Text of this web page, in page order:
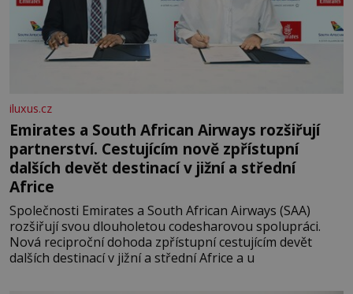
iluxus.cz
Emirates a South African Airways rozšiřují
partnerství. Cestujícím nově zpřístupní
dalších devět destinací v jižní a střední
Africe
Společnosti Emirates a South African Airways (SAA)
rozšiřují svou dlouholetou codesharovou spolupráci.
Nová reciproční dohoda zpřístupní cestujícím devět
dalších destinací v jižní a střední Africe a u